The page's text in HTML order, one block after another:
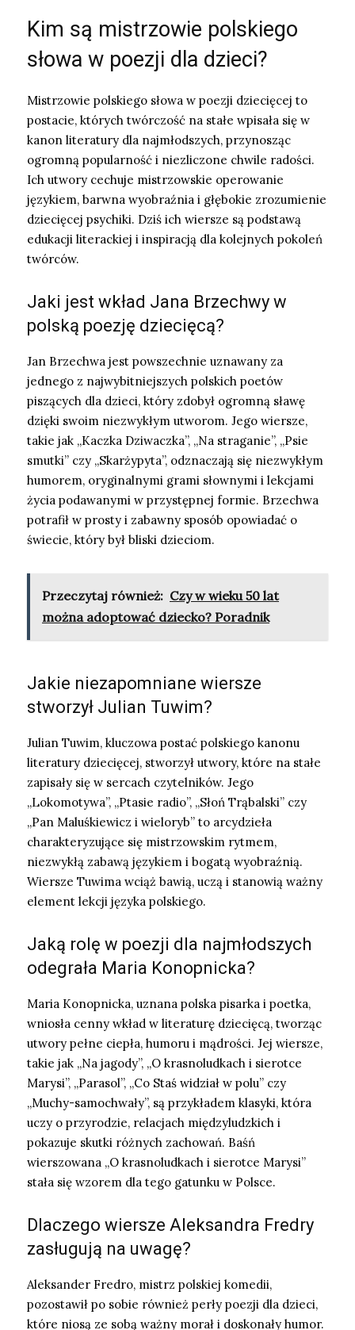
Kim są mistrzowie polskiego
słowa w poezji dla dzieci?
Mistrzowie polskiego słowa w poezji dziecięcej to
postacie, których twórczość na stałe wpisała się w
kanon literatury dla najmłodszych, przynosząc
ogromną popularność i niezliczone chwile radości.
Ich utwory cechuje mistrzowskie operowanie
językiem, barwna wyobraźnia i głębokie zrozumienie
dziecięcej psychiki. Dziś ich wiersze są podstawą
edukacji literackiej i inspiracją dla kolejnych pokoleń
twórców.
Jaki jest wkład Jana Brzechwy w
polską poezję dziecięcą?
Jan Brzechwa jest powszechnie uznawany za
jednego z najwybitniejszych polskich poetów
piszących dla dzieci, który zdobył ogromną sławę
dzięki swoim niezwykłym utworom. Jego wiersze,
takie jak „Kaczka Dziwaczka”, „Na straganie”, „Psie
smutki” czy „Skarżypyta”, odznaczają się niezwykłym
humorem, oryginalnymi grami słownymi i lekcjami
życia podawanymi w przystępnej formie. Brzechwa
potrafił w prosty i zabawny sposób opowiadać o
świecie, który był bliski dzieciom.
Przeczytaj również: Czy w wieku 50 lat
można adoptować dziecko? Poradnik
Jakie niezapomniane wiersze
stworzył Julian Tuwim?
Julian Tuwim, kluczowa postać polskiego kanonu
literatury dziecięcej, stworzył utwory, które na stałe
zapisały się w sercach czytelników. Jego
„Lokomotywa”, „Ptasie radio”, „Słoń Trąbalski” czy
„Pan Maluśkiewicz i wieloryb” to arcydzieła
charakteryzujące się mistrzowskim rytmem,
niezwykłą zabawą językiem i bogatą wyobraźnią.
Wiersze Tuwima wciąż bawią, uczą i stanowią ważny
element lekcji języka polskiego.
Jaką rolę w poezji dla najmłodszych
odegrała Maria Konopnicka?
Maria Konopnicka, uznana polska pisarka i poetka,
wniosła cenny wkład w literaturę dziecięcą, tworząc
utwory pełne ciepła, humoru i mądrości. Jej wiersze,
takie jak „Na jagody”, „O krasnoludkach i sierotce
Marysi”, „Parasol”, „Co Staś widział w polu” czy
„Muchy-samochwały”, są przykładem klasyki, która
uczy o przyrodzie, relacjach międzyludzkich i
pokazuje skutki różnych zachowań. Baśń
wierszowana „O krasnoludkach i sierotce Marysi”
stała się wzorem dla tego gatunku w Polsce.
Dlaczego wiersze Aleksandra Fredry
zasługują na uwagę?
Aleksander Fredro, mistrz polskiej komedii,
pozostawił po sobie również perły poezji dla dzieci,
które niosą ze sobą ważny morał i doskonały humor.